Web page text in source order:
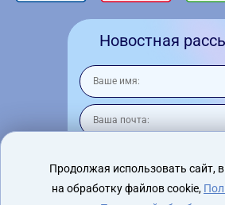
Новостная
Я согласен на обработку
Продолжая использовать сайт,
на обработку файлов cookie,